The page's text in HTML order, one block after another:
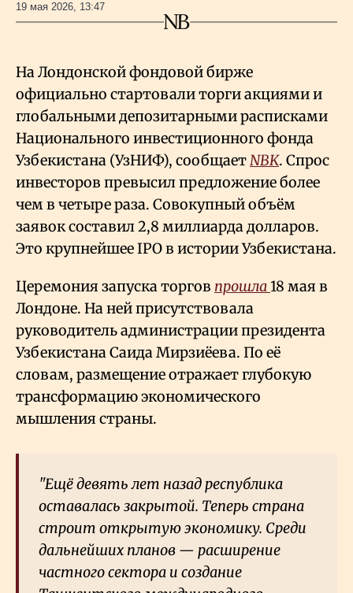
О нас
Все новости
19 мая 2026, 13:47
На Лондонской фондовой бирже
официально стартовали торги акциями и
глобальными депозитарными расписками
Национального инвестиционного фонда
Узбекистана (УзНИФ), сообщаетNBK. Спрос
инвесторов превысил предложение более
чем в четыре раза. Совокупный объём
заявок составил 2,8 миллиарда долларов.
Это крупнейшее IPO в истории Узбекистана.
Церемония запуска торгов прошла18 мая в
Лондоне. На ней присутствовала
руководитель администрации президента
Узбекистана Саида Мирзиёева. По её
словам, размещение отражает глубокую
трансформацию экономического
мышления страны.
"Ещё девять лет назад республика
оставалась закрытой. Теперь страна
строит открытую экономику. Среди
дальнейших планов — расширение
частного сектора и создание